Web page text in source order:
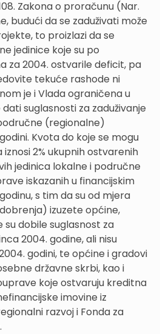
Zakona o proračunu (Nar.
budući da se zaduživati može
to proizlazi da se
jedinice koje su po
za 2004. ostvarile deficit, pa
tekuće rashode ni
je i Vlada ograničena u
suglasnosti za zaduživanje
(regionalne)
Kvota do koje se mogu
2% ukupnih ostvarenih
jedinica lokalne i područne
iskazanih u financijskim
s tim da su od mjera
izuzete općine,
su dobile suglasnost za
2004. godine, ali nisu
godini, te općine i gradovi
državne skrbi, kao i
koje ostvaruju kreditna
imovine iz
razvoj i Fonda za